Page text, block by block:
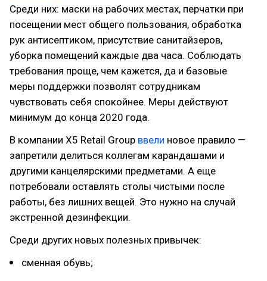
Среди них: маски на рабочих местах, перчатки при
посещении мест общего пользования, обработка
рук антисептиком, присутствие санитайзеров,
уборка помещений каждые два часа. Соблюдать
требования проще, чем кажется, да и базовые
меры поддержки позволят сотрудникам
чувствовать себя спокойнее. Меры действуют
минимум до конца 2020 года.
В компании X5 Retail Group ввели новое правило —
запретили делиться коллегам карандашами и
другими канцелярскими предметами. А еще
потребовали оставлять столы чистыми после
работы, без лишних вещей. Это нужно на случай
экстренной дезинфекции.
Среди других новых полезных привычек:
сменная обувь;